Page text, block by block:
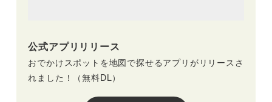
公式アプリリリース
おでかけスポットを地図で探せるアプリがリリースさ
れました！（無料DL）